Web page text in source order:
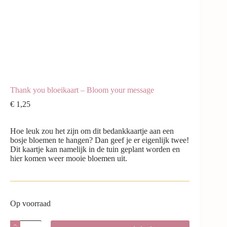
Thank you bloeikaart – Bloom your message
€ 1,25
Hoe leuk zou het zijn om dit bedankkaartje aan een
bosje bloemen te hangen? Dan geef je er eigenlijk twee!
Dit kaartje kan namelijk in de tuin geplant worden en
hier komen weer mooie bloemen uit.
Op voorraad